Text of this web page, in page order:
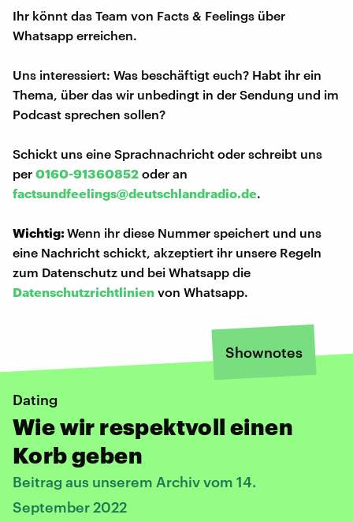
Ihr könnt das Team von Facts & Feelings über
Whatsapp erreichen.
Uns interessiert: Was beschäftigt euch? Habt ihr ein
Thema, über das wir unbedingt in der Sendung und im
Podcast sprechen sollen?
Schickt uns eine Sprachnachricht oder schreibt uns
per 0160-91360852 oder an
factsundfeelings@deutschlandradio.de.
Wichtig:Wenn ihr diese Nummer speichert und uns
eine Nachricht schickt, akzeptiert ihr unsere Regeln
zum Datenschutz und bei Whatsapp die
Datenschutzrichtlinien von Whatsapp.
Shownotes
Dating
Wie wir respektvoll einen
Korb geben
Beitrag aus unserem Archiv vom 14.
September 2022